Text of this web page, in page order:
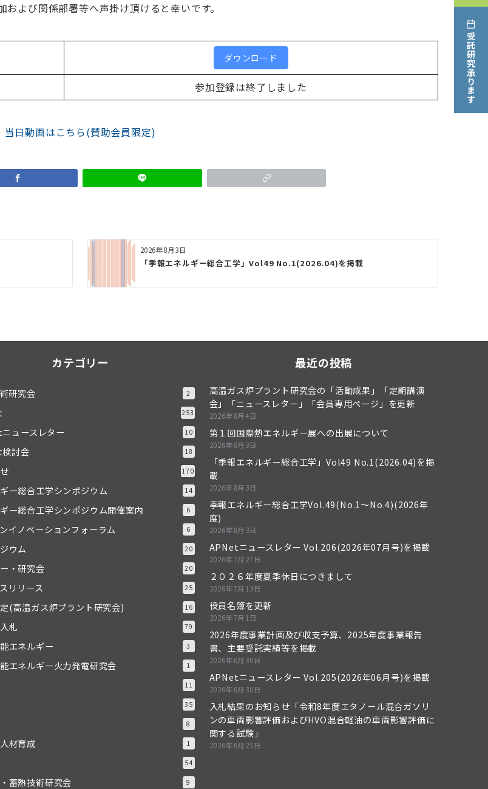
よび関係部署等へ声掛け頂けると幸いです。
ダウンロード
参加登録は終了しました
当日動画はこちら(賛助会員限定)
2026年8月3日
「季報エネルギー総合工学」Vol49 No.1(2026.04)を掲載
カテゴリー
研究会 2
253
ュースレター 10
討会 18
170
ー総合工学シンポジウム 14
ー総合工学シンポジウム開催案内 6
イノベーションフォーラム 6
ウム 20
・研究会 20
リリース 25
(高温ガス炉プラント研究会) 16
札 79
エネルギー 3
エネルギー火力発電研究会 1
11
35
8
材育成 1
54
蓄熱技術研究会 9
最近の投稿
高温ガス炉プラント研究会の「活動成果」「定期講演
会」「ニュースレター」「会員専用ページ」を更新
2026年8月4日
第１回国際熱エネルギー展への出展について
2026年8月3日
「季報エネルギー総合工学」Vol49 No.1(2026.04)を掲
載
2026年8月3日
季報エネルギー総合工学Vol.49(No.1～No.4)(2026年
度)
2026年8月3日
APNetニュースレター Vol.206(2026年07月号)を掲載
2026年7月27日
２０２６年度夏季休日につきまして
2026年7月13日
役員名簿を更新
2026年7月1日
2026年度事業計画及び収支予算、2025年度事業報告
書、主要受託実績等を掲載
2026年6月30日
APNetニュースレター Vol.205(2026年06月号)を掲載
2026年6月30日
入札結果のお知らせ「令和8年度エタノール混合ガソリ
ンの車両影響評価およびHVO混合軽油の車両影響評価に
関する試験」
2026年6月25日
受託研究承ります